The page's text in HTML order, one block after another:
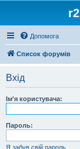
Допомога
Список форумів
Вхід
Ім'я користувача:
Пароль:
Я забув свій пароль